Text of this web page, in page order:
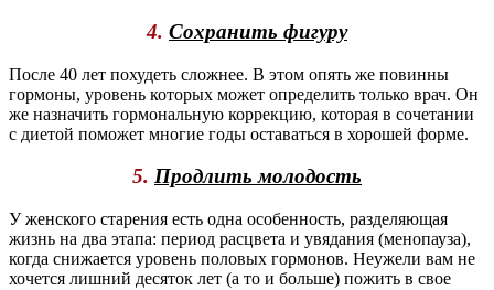
4. Сохранить фигуру
После 40 лет похудеть сложнее. В этом опять же повинны
гормоны, уровень которых может определить только врач. Он
же назначить гормональную коррекцию, которая в сочетании
с диетой поможет многие годы оставаться в хорошей форме.
5. Продлить молодость
У женского старения есть одна особенность, разделяющая
жизнь на два этапа: период расцвета и увядания (менопауза),
когда снижается уровень половых гормонов. Неужели вам не
хочется лишний десяток лет (а то и больше) пожить в свое